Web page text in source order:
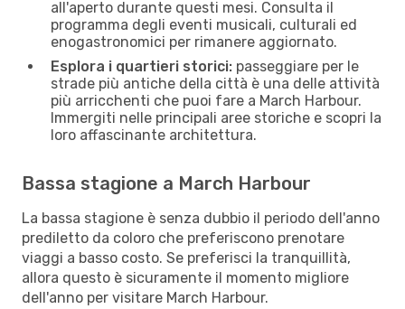
all'aperto durante questi mesi. Consulta il
programma degli eventi musicali, culturali ed
enogastronomici per rimanere aggiornato.
Esplora i quartieri storici: passeggiare per le
strade più antiche della città è una delle attività
più arricchenti che puoi fare a March Harbour.
Immergiti nelle principali aree storiche e scopri la
loro affascinante architettura.
Bassa stagione a March Harbour
La bassa stagione è senza dubbio il periodo dell'anno
prediletto da coloro che preferiscono prenotare
viaggi a basso costo. Se preferisci la tranquillità,
allora questo è sicuramente il momento migliore
dell'anno per visitare March Harbour.